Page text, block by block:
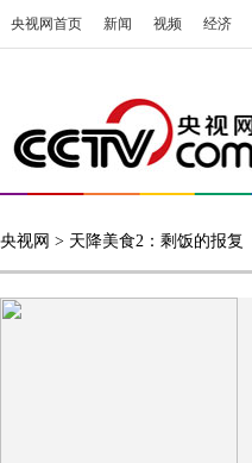
央视网首页 新闻 视频 经济
央视网 > 天降美食2：剩饭的报复